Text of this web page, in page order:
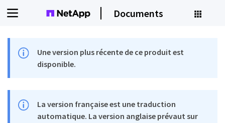
Documents
Une version plus récente de ce produit est
disponible.
La version française est une traduction
automatique. La version anglaise prévaut sur